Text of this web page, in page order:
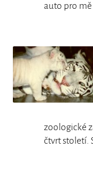
auto pro
zoologické
čtvrt století.